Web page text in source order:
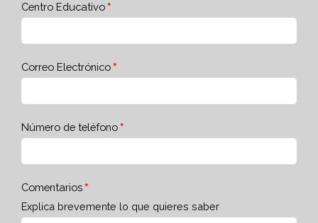
Centro Educativo
Correo Electrónico
Número de teléfono
Comentarios
Explica brevemente lo que quieres saber